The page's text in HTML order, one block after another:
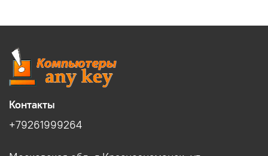
Контакты
+79261999264